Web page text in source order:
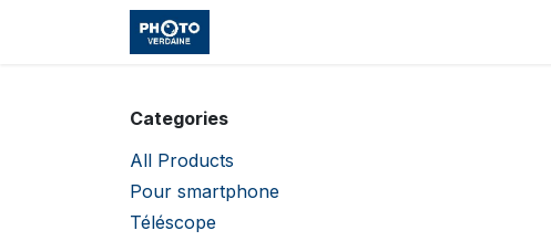
Categories
All Products
Pour smartphone
Téléscope